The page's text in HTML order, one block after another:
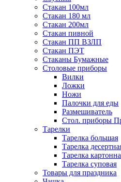
Стакан 100мл
Стакан 180 мл
Стакан 200мл
Стакан пивной
Стакан ПП ВЗЛП
Стакан ПЭТ
Стаканы Бумажные
Столовые приборы
Вилки
Ложки
Ножи
Палочки для еды
Размешиватель
Стол. приборы
Тарелки
Тарелка большая
Тарелка
Тарелка
Тарелка суповая
Товары для праздника